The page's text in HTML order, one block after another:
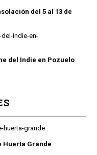
del 5 al 13 de
del Indie en Pozuelo
Huerta Grande